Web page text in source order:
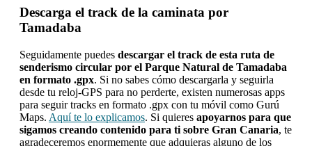
Descarga el track de la caminata por
Tamadaba
Seguidamente puedes descargar el track de esta ruta de
senderismo circular por el Parque Natural de Tamadaba
en formato .gpx. Si no sabes cómo descargarla y seguirla
desde tu reloj-GPS para no perderte, existen numerosas apps
para seguir tracks en formato .gpx con tu móvil como Gurú
Maps. Aquí te lo explicamos. Si quieres apoyarnos para que
sigamos creando contenido para ti sobre Gran Canaria, te
agradeceremos enormemente que adquieras alguno de los